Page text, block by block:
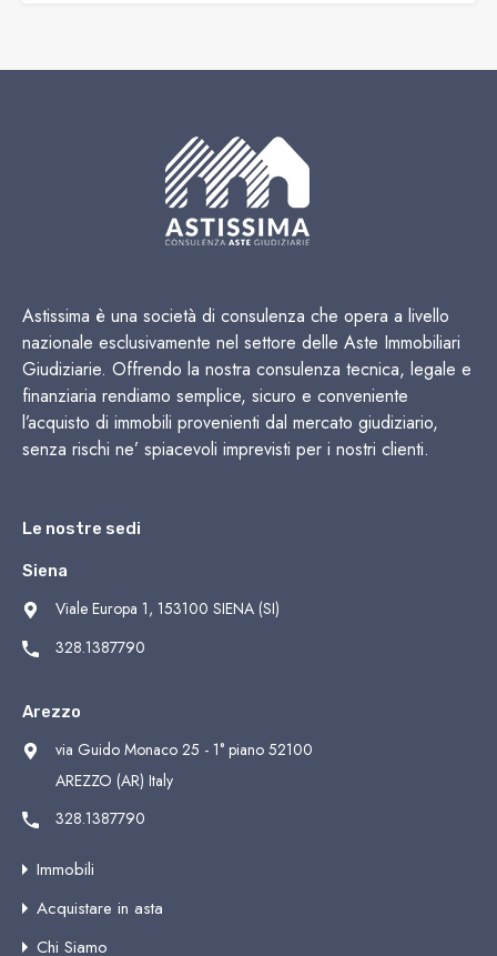
Astissima è una società di consulenza che opera a livello
nazionale esclusivamente nel settore delle Aste Immobiliari
Giudiziarie. Offrendo la nostra consulenza tecnica, legale e
finanziaria rendiamo semplice, sicuro e conveniente
l’acquisto di immobili provenienti dal mercato giudiziario,
senza rischi ne’ spiacevoli imprevisti per i nostri clienti.
Le nostre sedi
Siena
Viale Europa 1, 153100 SIENA (SI)
328.1387790
Arezzo
via Guido Monaco 25 - 1° piano 52100
AREZZO (AR) Italy
328.1387790
Immobili
Acquistare in asta
Chi Siamo